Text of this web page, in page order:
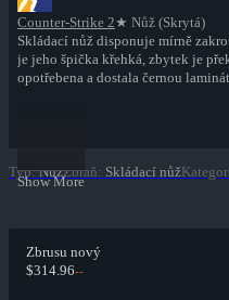
Counter-Strike 2★ Nůž (Skrytá)
Skládací nůž disponuje mírně
je jeho špička křehká, zbytek je
opotřebena a dostala černou
Show More
Typ: NůžZbraň: Skládací nůž
Zbrusu nový
$314.96--